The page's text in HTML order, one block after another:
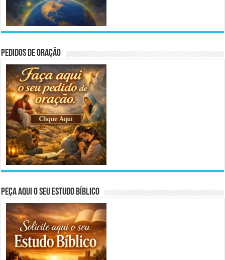
Pedidos de Oração
Peça aqui o seu Estudo Bíblico